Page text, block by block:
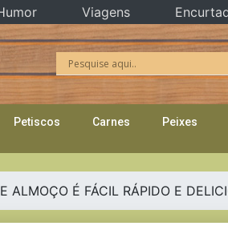
Petiscos Carnes Peixes
ALMOÇO É FÁCIL RÁPIDO E
Viagens